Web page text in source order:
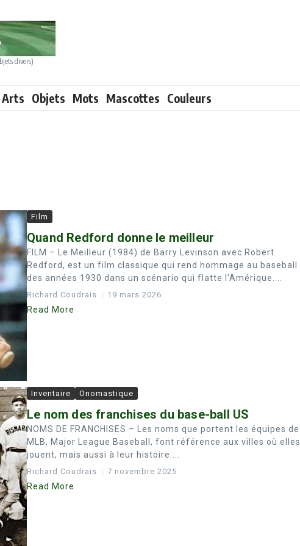
divers)
Arts Objets Mots Mascottes Couleurs
Film
Quand Redford donne le meilleur
FILM – Le Meilleur (1984) de Barry Levinson avec Robert
Redford, est un film classique qui rend hommage au baseball
des années 1930 dans un scénario qui flatte l’Amérique....
Richard Coudrais 19 mars 2026
Read More
Inventaire Onomastique
Le nom des franchises du base-ball US
NOMS DE FRANCHISES – Les noms que portent les équipes de
MLB, Major League Baseball, font référence aux villes où elles
jouent, mais aussi à leur histoire....
Richard Coudrais 7 novembre 2025
Read More